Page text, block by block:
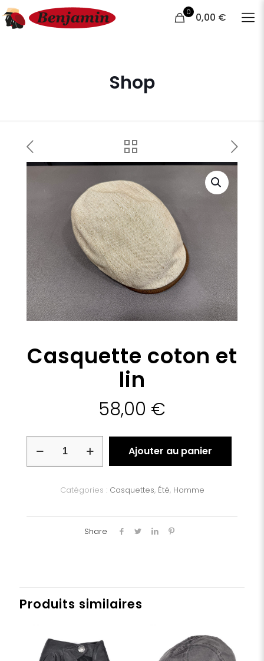
0 0,00 €
Shop
Casquette coton et
lin
58,00 €
Ajouter au panier
Catégories : Casquettes, Été, Homme
Share
Produits similaires